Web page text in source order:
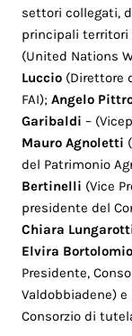
settori collegati,
principali
(United Nations
Luccio (Direttore
FAI);Angelo
Garibaldi –
Mauro Agnoletti
del Patrimonio
Bertinelli (Vice
presidente del
Chiara
Elvira
Presidente,
Valdobbiadene)
Consorzio di